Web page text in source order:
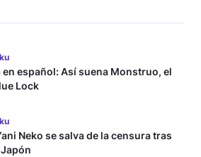
en español: Así suena Monstruo, el
Lock
Neko se salva de la censura tras